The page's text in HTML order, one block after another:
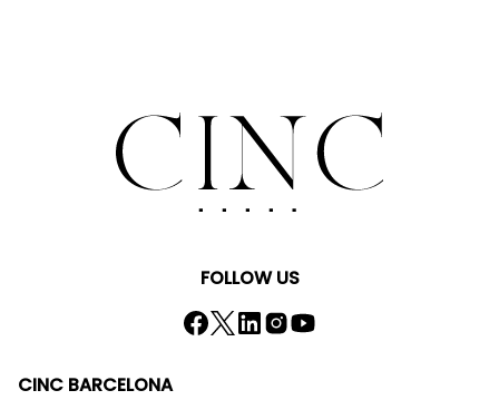
FOLLOW US
CINC BARCELONA